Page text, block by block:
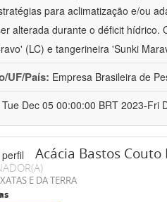
para aclimatização e/ou
alterada durante o déficit hídrico.
(LC) e tangerineira 'Sunki
UF/País: Empresa Brasileira de
Tue Dec 05 00:00:00 BRT 2023-Fri
Acácia Bastos Couto
E DA TERRA